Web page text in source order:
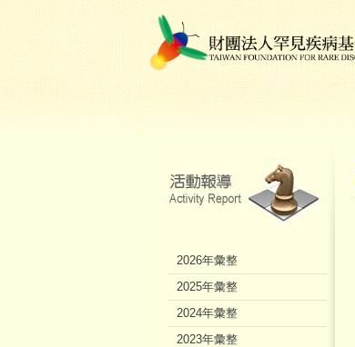
2026年彙整
2025年彙整
2024年彙整
2023年彙整